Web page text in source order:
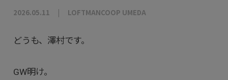
2026.05.11 LOFTMANCOOP UMEDA
どうも、澤村です。
GW明け。